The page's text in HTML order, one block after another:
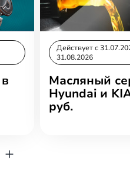
Действует c
31.08.2026
Масляный
Hyundai и KIA
руб.